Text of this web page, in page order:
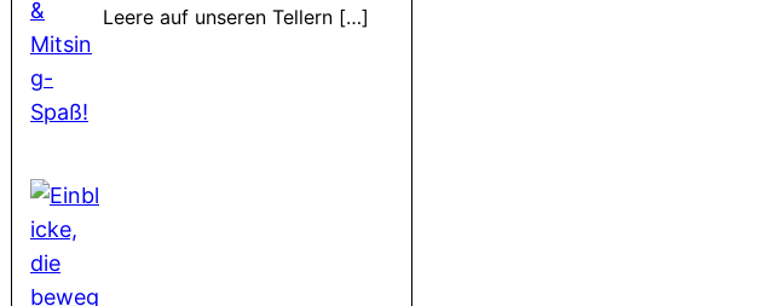
Leere auf unseren Tellern […]